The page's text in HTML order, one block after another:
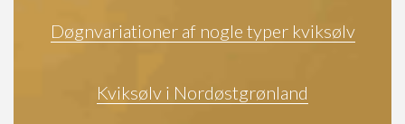
Døgnvariationer af nogle typer kviksølv
Kviksølv i Nordøstgrønland